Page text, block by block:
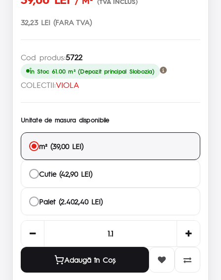
32,23 LEI (FARA TVA)
Cod produs:5722
În Stoc 61.00 m² (Depozit principal Slobozia)
COLECTII:VIOLA
Unitate de masura disponibile
m² (39,00 LEI)
Cutie (42,90 LEI)
Palet (2.402,40 LEI)
Adaugă în Coş